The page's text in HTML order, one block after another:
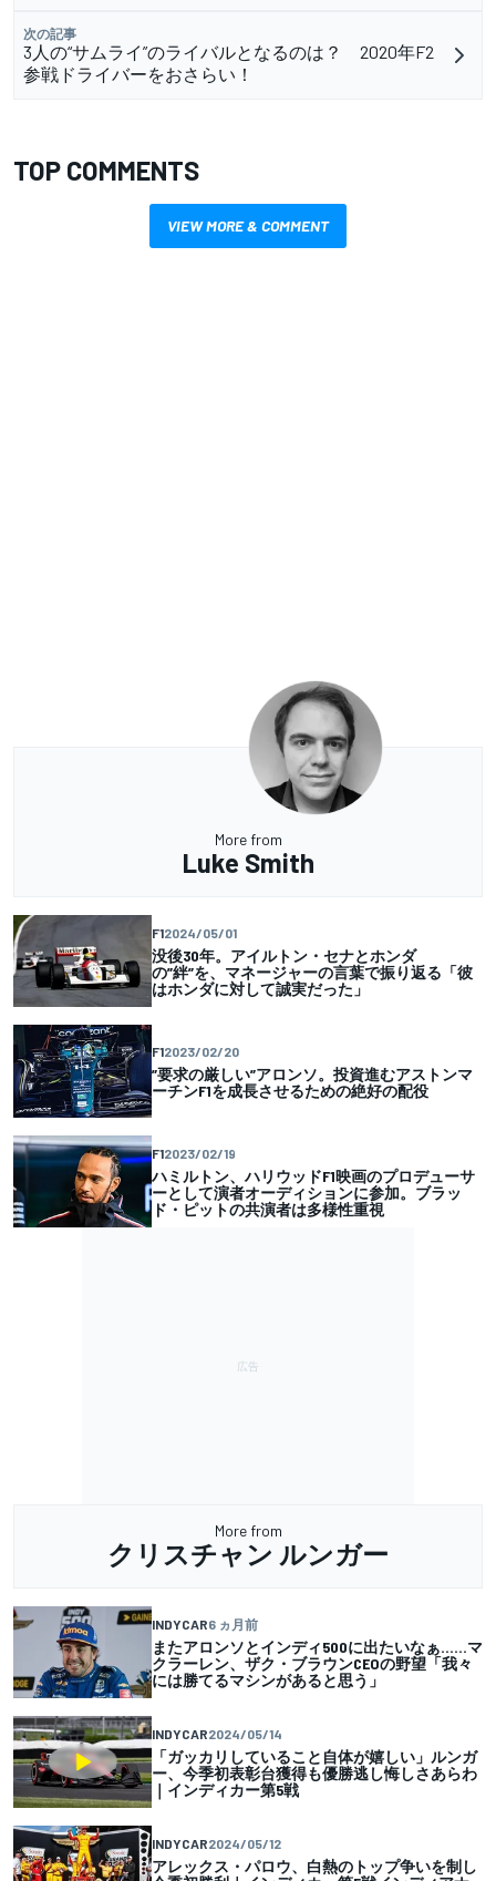
次の記事
3人の“サムライ”のライバルとなるのは？ 2020年F2
参戦ドライバーをおさらい！
TOP COMMENTS
VIEW MORE & COMMENT
More from
Luke Smith
F12024/05/01
没後30年。アイルトン・セナとホンダ
の”絆”を、マネージャーの言葉で振り返る「彼
はホンダに対して誠実だった」
F12023/02/20
”要求の厳しい”アロンソ。投資進むアストンマ
ーチンF1を成長させるための絶好の配役
F12023/02/19
ハミルトン、ハリウッドF1映画のプロデューサ
ーとして演者オーディションに参加。ブラッ
ド・ピットの共演者は多様性重視
More from
クリスチャン ルンガー
INDYCAR6 ヵ月前
またアロンソとインディ500に出たいなぁ……マ
クラーレン、ザク・ブラウンCEOの野望「我々
には勝てるマシンがあると思う」
INDYCAR2024/05/14
「ガッカリしていること自体が嬉しい」ルンガ
ー、今季初表彰台獲得も優勝逃し悔しさあらわ
｜インディカー第5戦
INDYCAR2024/05/12
アレックス・パロウ、白熱のトップ争いを制し